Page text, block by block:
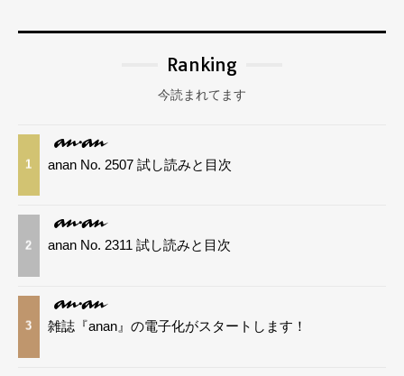
Ranking
今読まれてます
1 anan No. 2507 試し読みと目次
2 anan No. 2311 試し読みと目次
3 雑誌『anan』の電子化がスタートします！